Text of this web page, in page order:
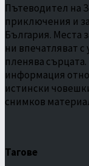
Пътеводител на
приключения и
България. Места
ни впечатляват с
пленява
информация
истински
снимков
Тагове